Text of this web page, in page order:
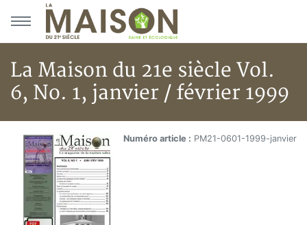
Aller au menu principal
Aller au contenu principal
La Maison du 21e siècle Vol.
6, No. 1, janvier / février 1999
Accueil
Boutique
La Maison du 21e siècle Vol. 6, No. 1, janvier / février
Numéro article : PM21-0601-1999-janvier
La Maison du 21e siècle Vol.